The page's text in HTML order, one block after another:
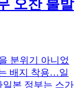
오찬 불발
분위기 아니었
배지 착용…일
본 정부는 스가